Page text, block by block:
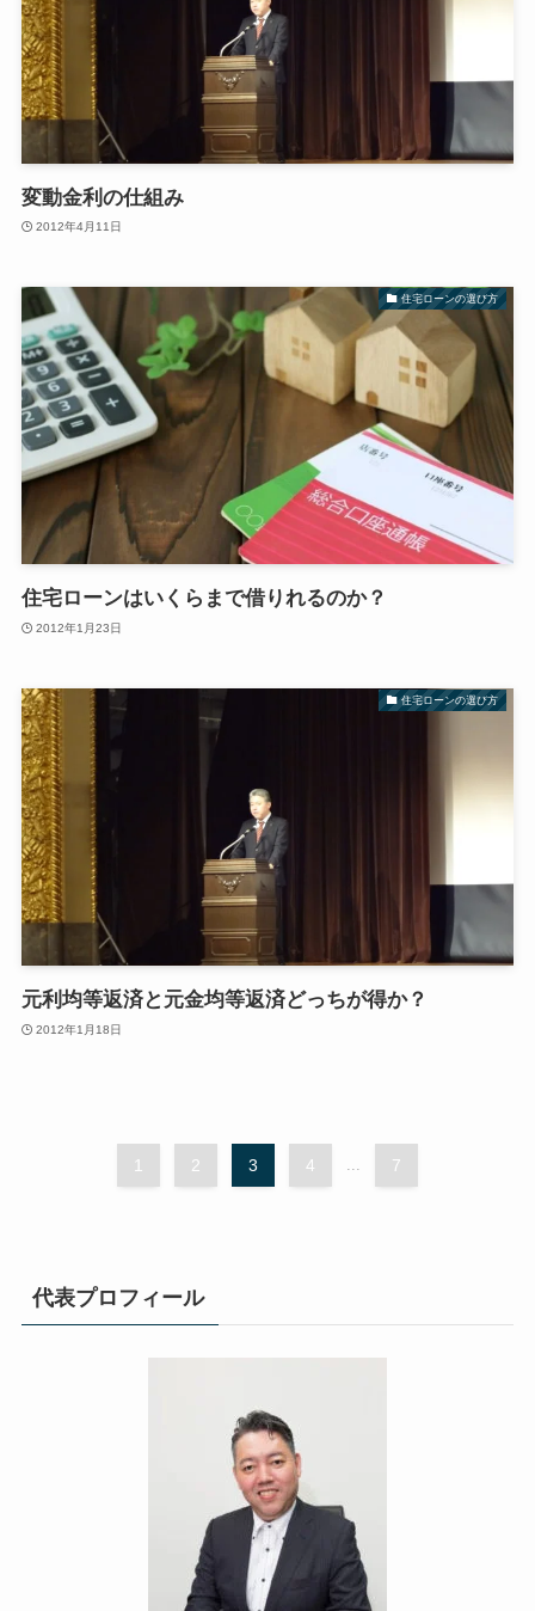
変動金利の仕組み
2012年4月11日
住宅ローンの選び方
住宅ローンはいくらまで借りれるのか？
2012年1月23日
住宅ローンの選び方
元利均等返済と元金均等返済どっちが得か？
2012年1月18日
1 2 3 4 ... 7
代表プロフィール